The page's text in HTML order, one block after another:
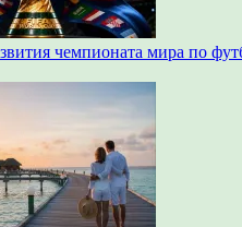
чемпионата мира по